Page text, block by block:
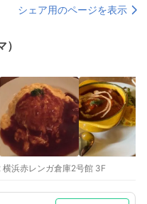
シェア用のページを表示
浜赤レンガ倉庫2号館 3F